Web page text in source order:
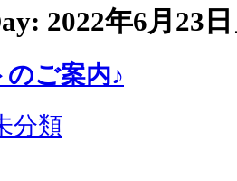
2022年6月23日
ご案内♪
分類